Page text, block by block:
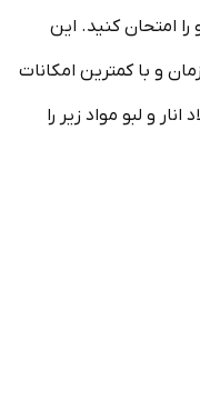
را امتحان کنید. این
و با کمترین امکانات
و لبو مواد زیر را